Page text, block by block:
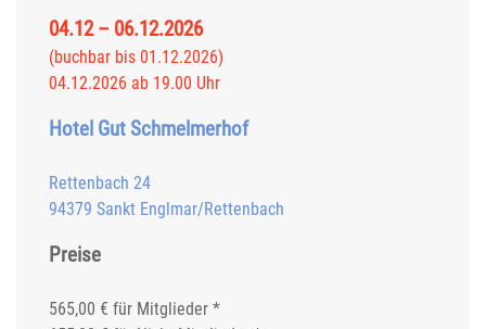
04.12 – 06.12.2026
(buchbar bis 01.12.2026)
04.12.2026 ab 19.00 Uhr
Hotel Gut Schmelmerhof
Rettenbach 24
94379 Sankt Englmar/Rettenbach
Preise
565,00 € für Mitglieder *